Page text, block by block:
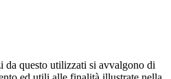
da questo utilizzati si avvalgono di